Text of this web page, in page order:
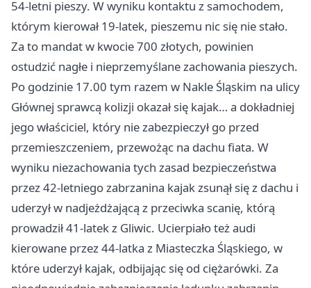
54-letni pieszy. W wyniku kontaktu z samochodem,
którym kierował 19-latek, pieszemu nic się nie stało.
Za to mandat w kwocie 700 złotych, powinien
ostudzić nagłe i nieprzemyślane zachowania pieszych.
Po godzinie 17.00 tym razem w Nakle Śląskim na ulicy
Głównej sprawcą kolizji okazał się kajak… a dokładniej
jego właściciel, który nie zabezpieczył go przed
przemieszczeniem, przewożąc na dachu fiata. W
wyniku niezachowania tych zasad bezpieczeństwa
przez 42-letniego zabrzanina kajak zsunął się z dachu i
uderzył w nadjeżdżającą z przeciwka scanię, którą
prowadził 41-latek z Gliwic. Ucierpiało też audi
kierowane przez 44-latka z Miasteczka Śląskiego, w
które uderzył kajak, odbijając się od ciężarówki. Za